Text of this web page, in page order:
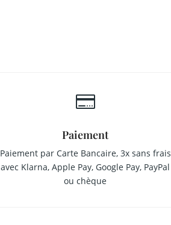

Paiement
Paiement par Carte Bancaire, 3x sans frais
avec Klarna, Apple Pay, Google Pay, PayPal
ou chèque